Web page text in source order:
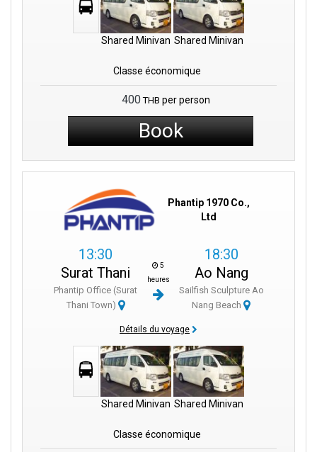
Shared Minivan Shared Minivan
Classe économique
400 THB per person
Book
Phantip 1970 Co.,
Ltd
13:30
Surat Thani
Phantip Office (Surat
Thani Town)
5
heures
18:30
Ao Nang
Sailfish Sculpture Ao
Nang Beach
Détails du voyage
Shared Minivan Shared Minivan
Classe économique